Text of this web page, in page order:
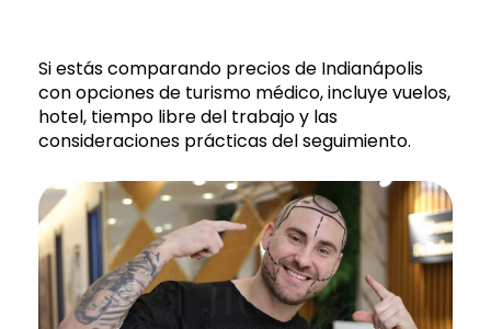
Si estás comparando precios de Indianápolis
con opciones de turismo médico, incluye vuelos,
hotel, tiempo libre del trabajo y las
consideraciones prácticas del seguimiento.